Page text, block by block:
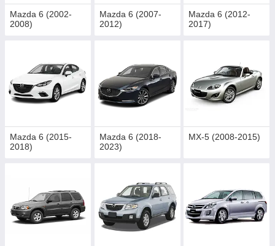
Mazda 6 (2002-
2008)
Mazda 6 (2007-
2012)
Mazda 6 (2012-
2017)
Mazda 6 (2015-
2018)
Mazda 6 (2018-
2023)
MX-5 (2008-2015)